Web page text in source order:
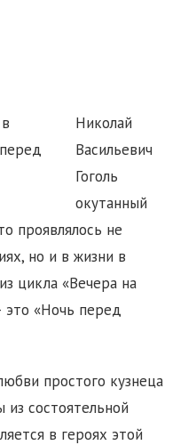
Николай
Васильевич
Гоголь
окутанный
проявлялось не
но и в жизни в
цикла «Вечера на
это «Ночь перед
простого кузнеца
состоятельной
в героях этой